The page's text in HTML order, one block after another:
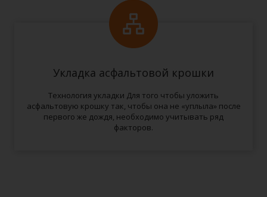
Укладка асфальтовой крошки
Технология укладки Для того чтобы уложить
асфальтовую крошку так, чтобы она не «уплыла» после
первого же дождя, необходимо учитывать ряд
факторов.